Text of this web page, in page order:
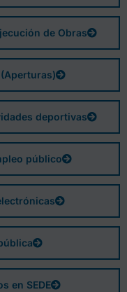
de Obras
deportivas
público
en SEDE